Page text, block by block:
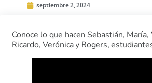
septiembre 2, 2024
Conoce lo que hacen Sebastián, María,
Ricardo, Verónica y Rogers,